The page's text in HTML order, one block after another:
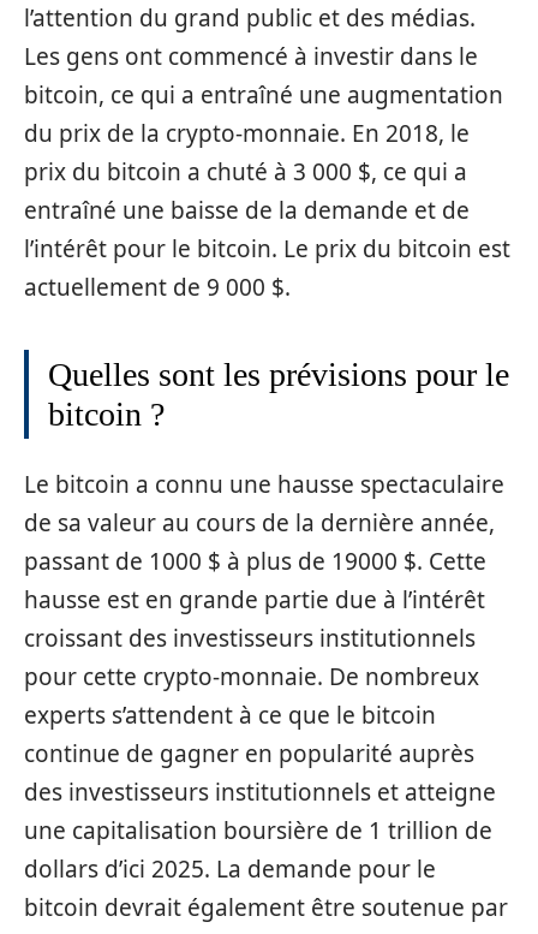
l’attention du grand public et des médias.
Les gens ont commencé à investir dans le
bitcoin, ce qui a entraîné une augmentation
du prix de la crypto-monnaie. En 2018, le
prix du bitcoin a chuté à 3 000 $, ce qui a
entraîné une baisse de la demande et de
l’intérêt pour le bitcoin. Le prix du bitcoin est
actuellement de 9 000 $.
Quelles sont les prévisions pour le
bitcoin ?
Le bitcoin a connu une hausse spectaculaire
de sa valeur au cours de la dernière année,
passant de 1000 $ à plus de 19000 $. Cette
hausse est en grande partie due à l’intérêt
croissant des investisseurs institutionnels
pour cette crypto-monnaie. De nombreux
experts s’attendent à ce que le bitcoin
continue de gagner en popularité auprès
des investisseurs institutionnels et atteigne
une capitalisation boursière de 1 trillion de
dollars d’ici 2025. La demande pour le
bitcoin devrait également être soutenue par